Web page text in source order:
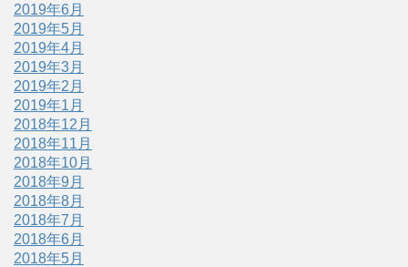
2019年6月
2019年5月
2019年4月
2019年3月
2019年2月
2019年1月
2018年12月
2018年11月
2018年10月
2018年9月
2018年8月
2018年7月
2018年6月
2018年5月